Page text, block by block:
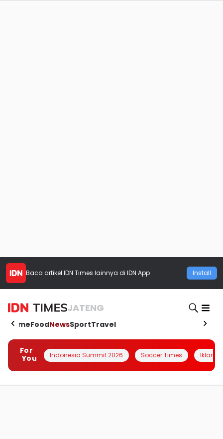
Baca artikel IDN Times lainnya di IDN App Install
JATENG
HomeFoodNewsSportTravel
For
You
Indonesia Summit 2026 Soccer Times Iklanin